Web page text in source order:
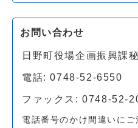
お問い合わせ
日野町役場企画振興課
電話: 0748-52-6550
ファックス: 0748-52-
電話番号のかけ間違いにご